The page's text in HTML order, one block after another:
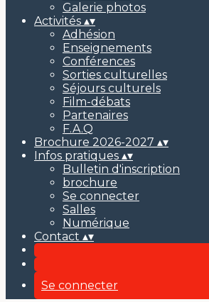
Galerie photos
Activités ▴▾
Adhésion
Enseignements
Conférences
Sorties culturelles
Séjours culturels
Film-débats
Partenaires
F.A.Q
Brochure 2026-2027 ▴▾
Infos pratiques ▴▾
Bulletin d'inscription
brochure
Se connecter
Salles
Numérique
Contact ▴▾
Se connecter